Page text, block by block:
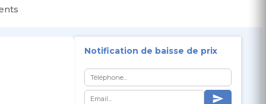
Notification de baisse de prix